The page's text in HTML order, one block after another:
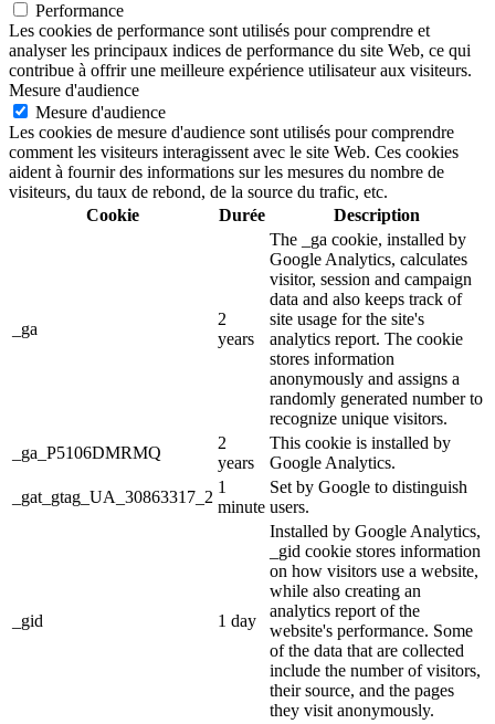
Performance
Les cookies de performance sont utilisés pour comprendre et
analyser les principaux indices de performance du site Web, ce qui
contribue à offrir une meilleure expérience utilisateur aux visiteurs.
Mesure d'audience
Mesure d'audience
Les cookies de mesure d'audience sont utilisés pour comprendre
comment les visiteurs interagissent avec le site Web. Ces cookies
aident à fournir des informations sur les mesures du nombre de
visiteurs, du taux de rebond, de la source du trafic, etc.
Cookie
Durée Description
_ga
2
years
The _ga cookie, installed by
Google Analytics, calculates
visitor, session and campaign
data and also keeps track of
site usage for the site's
analytics report. The cookie
stores information
anonymously and assigns a
randomly generated number to
recognize unique visitors.
_ga_P5106DMRMQ
2
years
This cookie is installed by
Google Analytics.
_gat_gtag_UA_30863317_2
1
minute
Set by Google to distinguish
users.
_gid 1 day
Installed by Google Analytics,
_gid cookie stores information
on how visitors use a website,
while also creating an
analytics report of the
website's performance. Some
of the data that are collected
include the number of visitors,
their source, and the pages
they visit anonymously.